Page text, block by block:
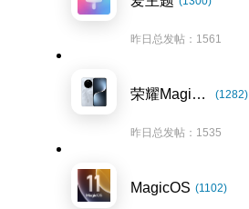
昨日总发帖：1561
荣耀Magic7系列 (1282)
昨日总发帖：1535
MagicOS (1102)